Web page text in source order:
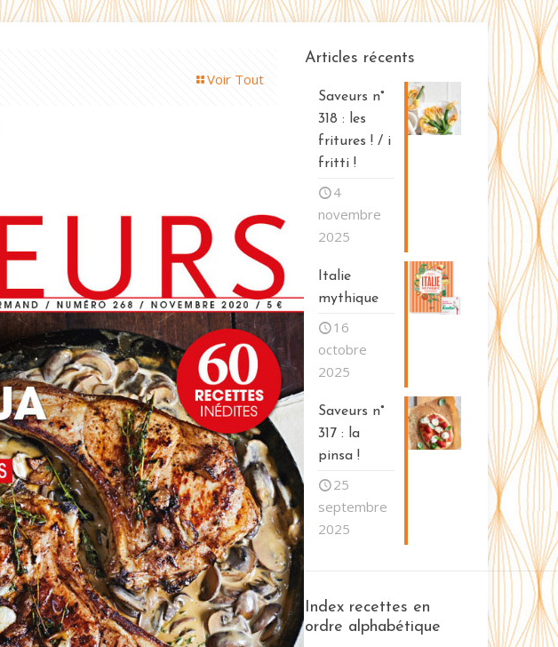
Voir Tout
Articles récents
Saveurs n°
318 : les
fritures ! / i
fritti !
4
novembre
2025
Italie
mythique
16
octobre
2025
Saveurs n°
317 : la
pinsa !
25
septembre
2025
Index recettes en
ordre alphabétique